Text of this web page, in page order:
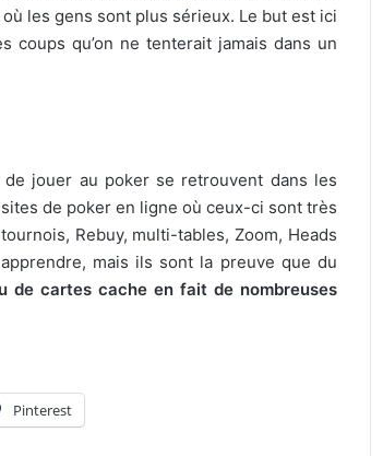
les gens sont plus sérieux. Le but est ici
qu’on ne tenterait jamais dans un
jouer au poker se retrouvent dans les
de poker en ligne où ceux-ci sont très
Rebuy, multi-tables, Zoom, Heads
mais ils sont la preuve que du
de cartes cache en fait de nombreuses
Pinterest